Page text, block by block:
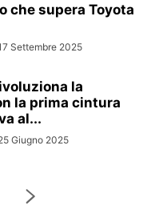
che supera Toyota
Settembre 2025
la
la prima cintura
al...
Giugno 2025